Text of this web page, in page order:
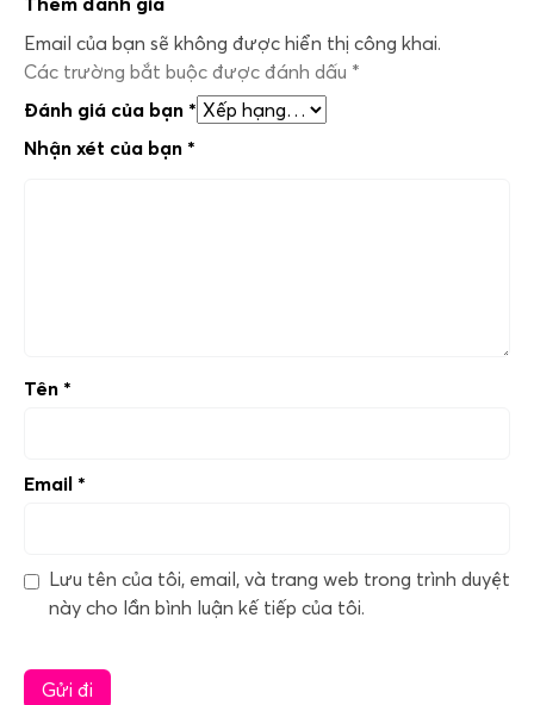
Email của bạn sẽ không được hiển thị công khai.
Các trường bắt buộc được đánh dấu *
Đánh giá của bạn *
Nhận xét của bạn *
Tên *
Email *
Lưu tên của tôi, email, và trang web trong trình duyệt
này cho lần bình luận kế tiếp của tôi.